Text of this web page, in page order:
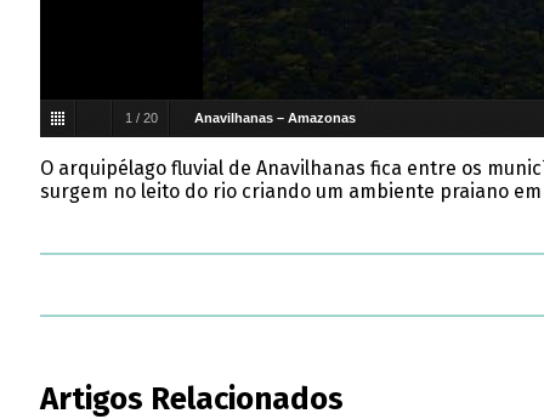
1 / 20 Anavilhanas – Amazonas
O arquipélago fluvial de Anavilhanas fica entre os
surgem no leito do rio criando um ambiente praiano
Artigos Relacionados